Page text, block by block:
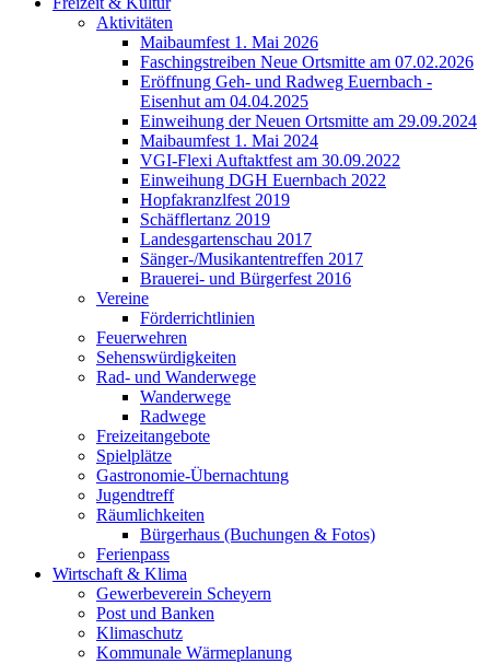
Aktivitäten
Maibaumfest 1. Mai 2026
Faschingstreiben Neue Ortsmitte am 07.02.2026
Eröffnung Geh- und Radweg Euernbach -
Eisenhut am 04.04.2025
Einweihung der Neuen Ortsmitte am 29.09.2024
Maibaumfest 1. Mai 2024
VGI-Flexi Auftaktfest am 30.09.2022
Einweihung DGH Euernbach 2022
Hopfakranzlfest 2019
Schäfflertanz 2019
Landesgartenschau 2017
Sänger-/Musikantentreffen 2017
Brauerei- und Bürgerfest 2016
Vereine
Förderrichtlinien
Feuerwehren
Sehenswürdigkeiten
Rad- und Wanderwege
Wanderwege
Radwege
Freizeitangebote
Spielplätze
Gastronomie-Übernachtung
Jugendtreff
Räumlichkeiten
Bürgerhaus (Buchungen & Fotos)
Ferienpass
Wirtschaft & Klima
Gewerbeverein Scheyern
Post und Banken
Klimaschutz
Kommunale Wärmeplanung